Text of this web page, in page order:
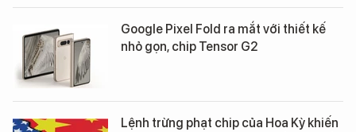
Google Pixel Fold ra mắt với thiết kế
nhỏ gọn, chip Tensor G2
Lệnh trừng phạt chip của Hoa Kỳ khiến